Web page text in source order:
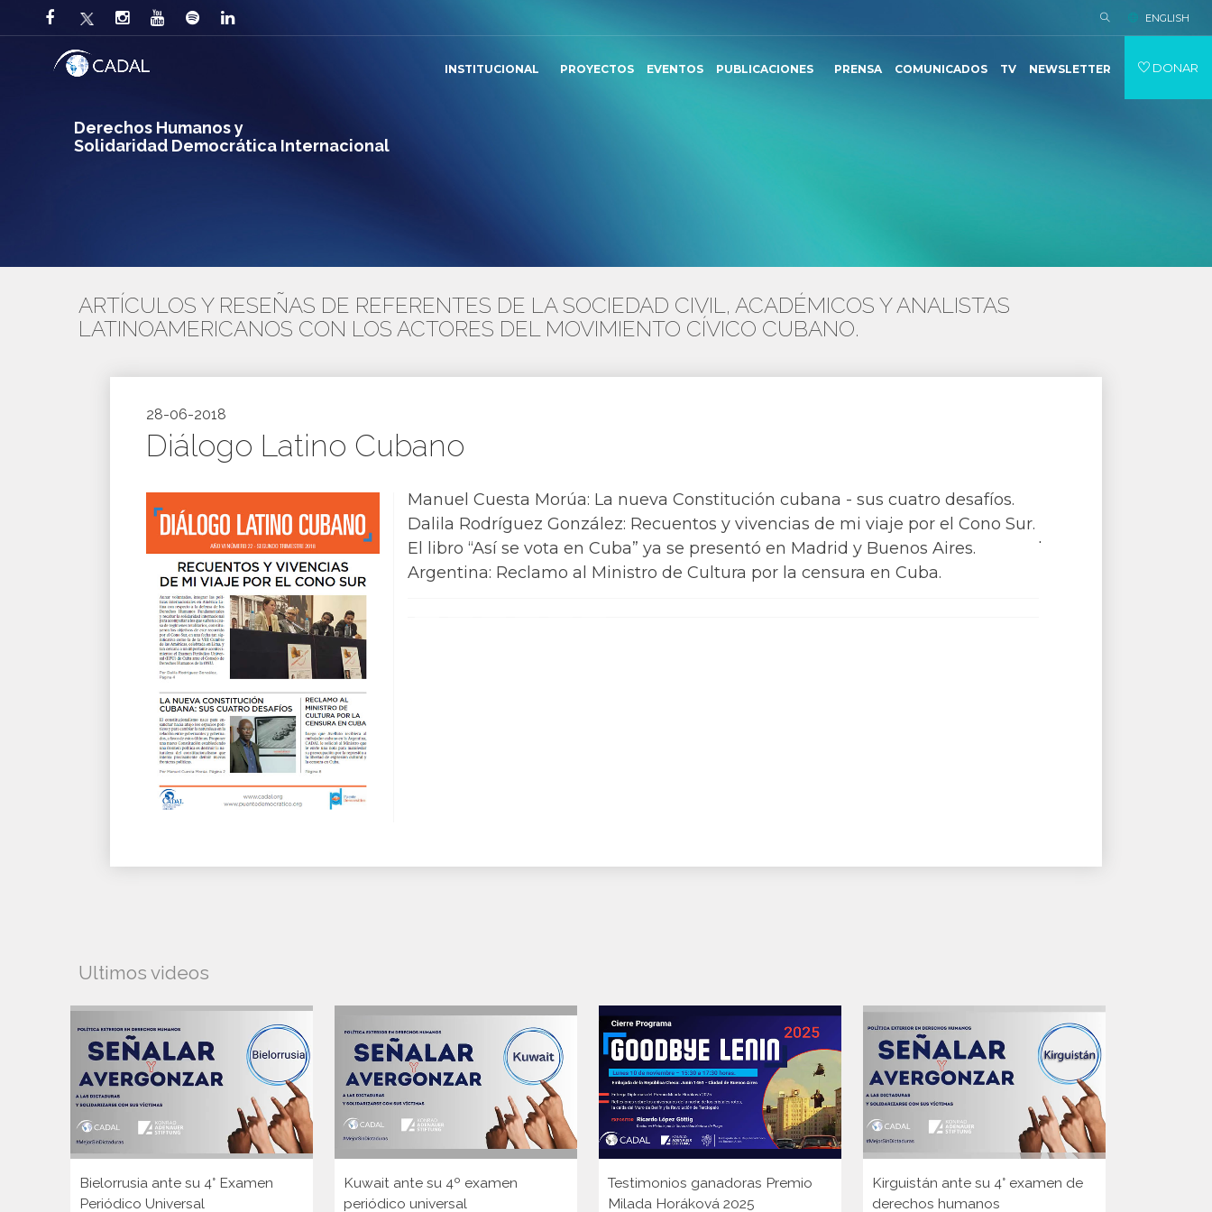
Derechos Humanos y
Solidaridad Democrática Internacional
ENGLISH
INSTITUCIONAL PROYECTOS EVENTOS PUBLICACIONES PRENSA COMUNICADOS TV NEWSLETTER DONAR
ARTÍCULOS Y RESEÑAS DE REFERENTES DE LA SOCIEDAD CIVIL, ACADÉMICOS Y ANALISTAS
LATINOAMERICANOS CON LOS ACTORES DEL MOVIMIENTO CÍVICO CUBANO.
28-06-2018
Diálogo Latino Cubano
Manuel Cuesta Morúa: La nueva Constitución cubana - sus cuatro desafíos.
Dalila Rodríguez González: Recuentos y vivencias de mi viaje por el Cono Sur.
El libro “Así se vota en Cuba” ya se presentó en Madrid y Buenos Aires.
Argentina: Reclamo al Ministro de Cultura por la censura en Cuba.
.
Ultimos videos
Bielorrusia ante su 4° Examen
Periódico Universal
Kuwait ante su 4º examen
periódico universal
Testimonios ganadoras Premio
Milada Horáková 2025
Kirguistán ante su 4° examen de
derechos humanos